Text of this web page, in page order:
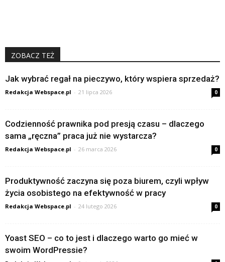
ZOBACZ TEŻ
Jak wybrać regał na pieczywo, który wspiera sprzedaż?
Redakcja Webspace.pl - 21 lipca 2026 0
Codzienność prawnika pod presją czasu – dlaczego
sama „ręczna” praca już nie wystarcza?
Redakcja Webspace.pl - 26 marca 2026 0
Produktywność zaczyna się poza biurem, czyli wpływ
życia osobistego na efektywność w pracy
Redakcja Webspace.pl - 24 lutego 2026 0
Yoast SEO – co to jest i dlaczego warto go mieć w
swoim WordPressie?